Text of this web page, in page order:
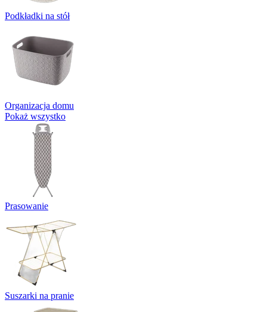
Podkładki na stół
Organizacja domu
Pokaż wszystko
Prasowanie
Suszarki na pranie